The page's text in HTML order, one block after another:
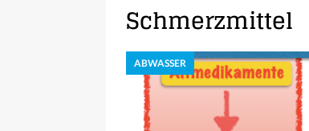
Schmerzmittel
ABWASSER